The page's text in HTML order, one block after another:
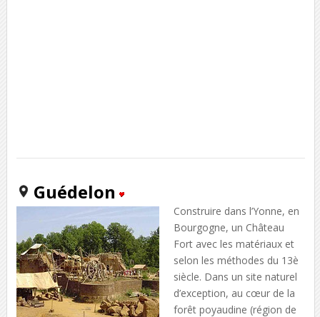
Guédelon
Construire dans l’Yonne, en
Bourgogne, un Château
Fort avec les matériaux et
selon les méthodes du 13è
siècle. Dans un site naturel
d’exception, au cœur de la
forêt poyaudine (région de